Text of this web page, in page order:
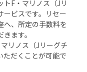
F・マリノス（Jリ
ービスです。リセー
へ、所定の手数料を
ます。
リノス（Jリーグチ
ただくことが可能で